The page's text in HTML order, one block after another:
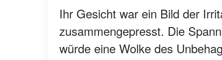
Ihr Gesicht war ein Bild der
zusammengepresst. Die
würde eine Wolke des